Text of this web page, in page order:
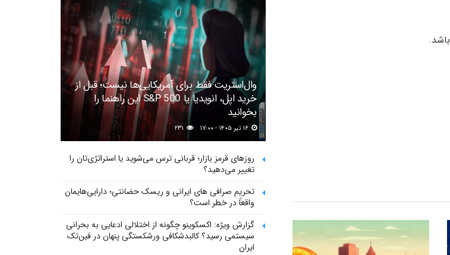
وال‌استریت فقط برای آمریکایی‌ها نیست؛ قبل از
خرید اپل، انویدیا یا S&P 500 این راهنما را
بخوانید
روزهای قرمز بازار؛ قربانی ترس می‌شوید یا استراتژی‌تان را
تغییر می‌دهید؟
تحریم صرافی های ایرانی و ریسک حضانتی؛ دارایی‌هایمان
واقعاً در خطر است؟
گزارش ویژه: اکسکوینو چگونه از اختلالی ادعایی به بحرانی
سیستمی رسید؟ کالبدشکافی ورشکستگی پنهان در فین‌تک
ایران